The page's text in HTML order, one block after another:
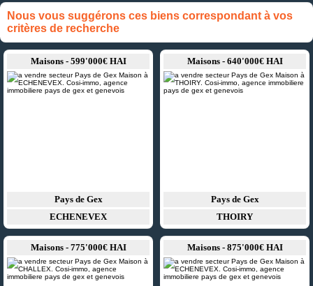
Nous vous suggérons ces biens correspondant à vos
critères de recherche
Maisons - 599'000€ HAI
Pays de Gex
ECHENEVEX
Maisons - 640'000€ HAI
Pays de Gex
THOIRY
Maisons - 775'000€ HAI Maisons - 875'000€ HAI